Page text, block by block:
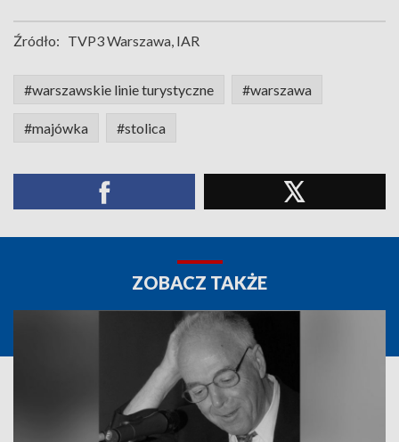
Źródło: TVP3 Warszawa, IAR
#warszawskie linie turystyczne #warszawa
#majówka #stolica
ZOBACZ TAKŻE